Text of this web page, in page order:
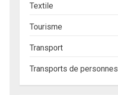
Textile
Tourisme
Transport
Transports de personnes